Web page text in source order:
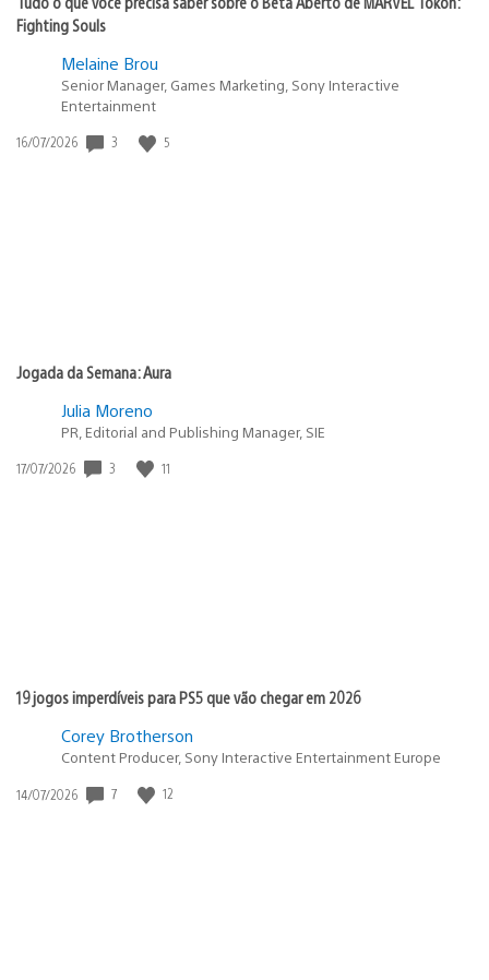
Fighting Souls
Melaine Brou
Senior Manager, Games Marketing, Sony Interactive
Entertainment
Data
16/07/2026 3 5
Jogada da Semana: Aura
Julia Moreno
PR, Editorial and Publishing Manager, SIE
Data
17/07/2026 3 11
19 jogos imperdíveis para PS5 que vão chegar em 2026
Corey Brotherson
Content Producer, Sony Interactive Entertainment Europe
Data
14/07/2026 7 12